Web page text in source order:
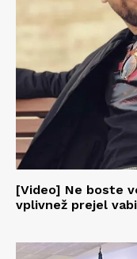
[Video] Ne boste
vplivnež prejel